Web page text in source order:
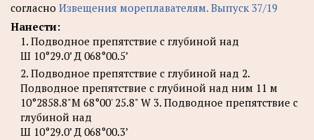
согласно Извещения мореплавателям. Выпуск 37/19
Нанести:
1. Подводное препятствие с глубиной над
Ш 10°29.0’ Д 068°00.5’
2. Подводное препятствие с глубиной над 2.
Подводное препятствие с глубиной над ним 11 м
10°2858.8"М 68°00' 25.8" W 3. Подводное препятствие с
глубиной над
Ш 10°29.0’ Д 068°00.3’